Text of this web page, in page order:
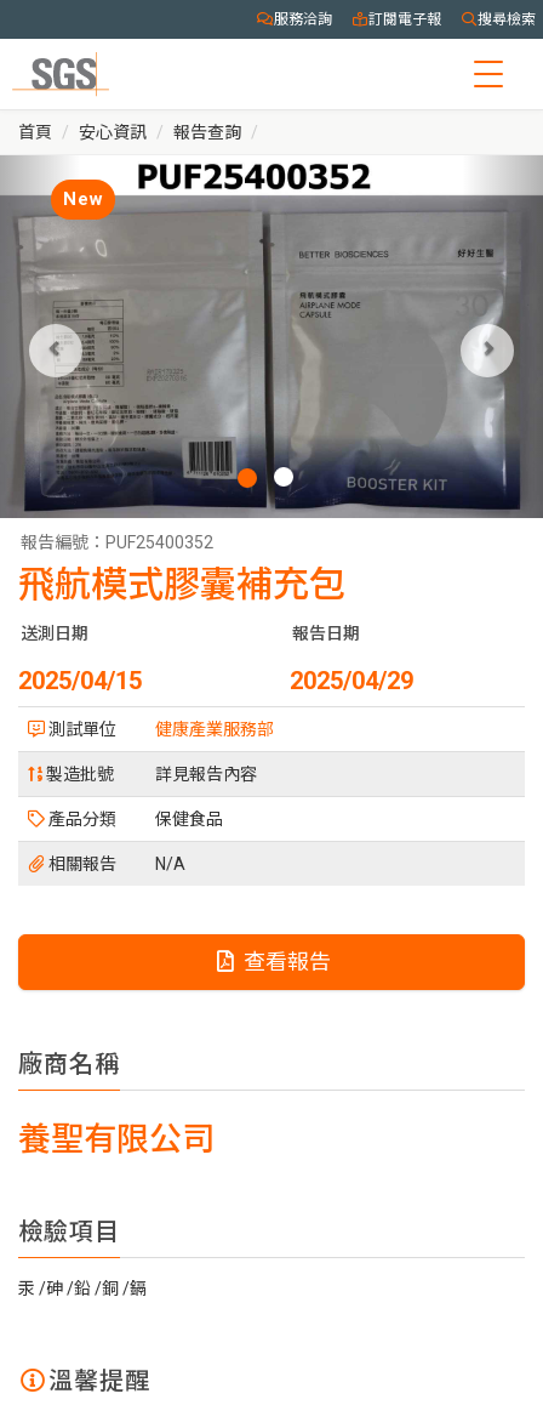
服務洽詢 訂閱電子報 搜尋檢索
首頁 安心資訊 報告查詢
New
報告編號： PUF25400352
飛航模式膠囊補充包
送測日期
2025/04/15
報告日期
2025/04/29
測試單位 健康產業服務部
製造批號 詳見報告內容
產品分類 保健食品
相關報告 N/A
查看報告
廠商名稱
養聖有限公司
檢驗項目
汞 砷 鉛 銅 鎘
溫馨提醒